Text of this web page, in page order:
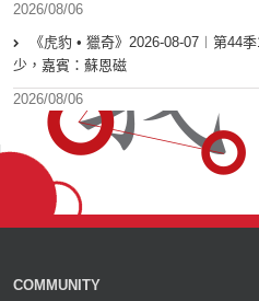
2026/08/06
《虎豹 • 獵奇》2026-08-07︱第44
少，嘉賓：蘇恩磁
2026/08/06
COMMUNITY